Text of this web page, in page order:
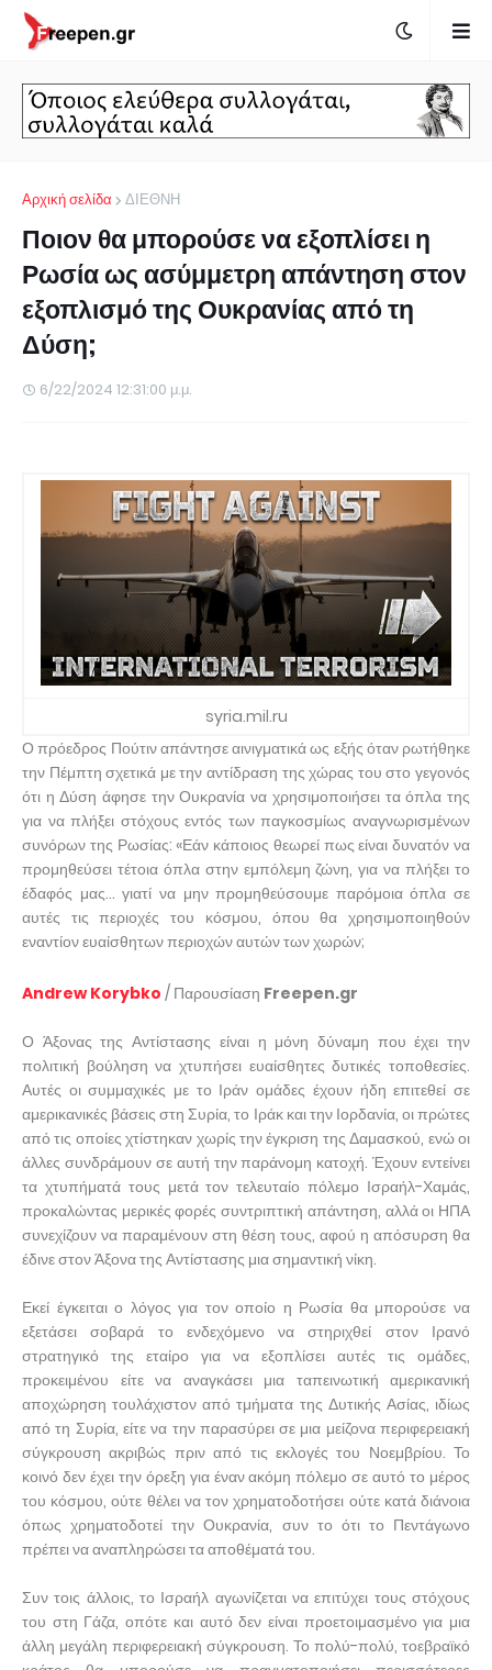
Αρχική σελίδα ΔΙΕΘΝΗ
Ποιον θα μπορούσε να εξοπλίσει η
Ρωσία ως ασύμμετρη απάντηση στον
εξοπλισμό της Ουκρανίας από τη
Δύση;
6/22/2024 12:31:00 μ.μ.
syria.mil.ru
Ο πρόεδρος Πούτιν απάντησε αινιγματικά ως εξής όταν ρωτήθηκε
την Πέμπτη σχετικά με την αντίδραση της χώρας του στο γεγονός
ότι η Δύση άφησε την Ουκρανία να χρησιμοποιήσει τα όπλα της
για να πλήξει στόχους εντός των παγκοσμίως αναγνωρισμένων
συνόρων της Ρωσίας: «Εάν κάποιος θεωρεί πως είναι δυνατόν να
προμηθεύσει τέτοια όπλα στην εμπόλεμη ζώνη, για να πλήξει το
έδαφός μας... γιατί να μην προμηθεύσουμε παρόμοια όπλα σε
αυτές τις περιοχές του κόσμου, όπου θα χρησιμοποιηθούν
εναντίον ευαίσθητων περιοχών αυτών των χωρών;
Andrew Korybko / Παρουσίαση Freepen.gr
Ο Άξονας της Αντίστασης είναι η μόνη δύναμη που έχει την
πολιτική βούληση να χτυπήσει ευαίσθητες δυτικές τοποθεσίες.
Αυτές οι συμμαχικές με το Ιράν ομάδες έχουν ήδη επιτεθεί σε
αμερικανικές βάσεις στη Συρία, το Ιράκ και την Ιορδανία, οι πρώτες
από τις οποίες χτίστηκαν χωρίς την έγκριση της Δαμασκού, ενώ οι
άλλες συνδράμουν σε αυτή την παράνομη κατοχή. Έχουν εντείνει
τα χτυπήματά τους μετά τον τελευταίο πόλεμο Ισραήλ-Χαμάς,
προκαλώντας μερικές φορές συντριπτική απάντηση, αλλά οι ΗΠΑ
συνεχίζουν να παραμένουν στη θέση τους, αφού η απόσυρση θα
έδινε στον Άξονα της Αντίστασης μια σημαντική νίκη.
Εκεί έγκειται ο λόγος για τον οποίο η Ρωσία θα μπορούσε να
εξετάσει σοβαρά το ενδεχόμενο να στηριχθεί στον Ιρανό
στρατηγικό της εταίρο για να εξοπλίσει αυτές τις ομάδες,
προκειμένου είτε να αναγκάσει μια ταπεινωτική αμερικανική
αποχώρηση τουλάχιστον από τμήματα της Δυτικής Ασίας, ιδίως
από τη Συρία, είτε να την παρασύρει σε μια μείζονα περιφερειακή
σύγκρουση ακριβώς πριν από τις εκλογές του Νοεμβρίου. Το
κοινό δεν έχει την όρεξη για έναν ακόμη πόλεμο σε αυτό το μέρος
του κόσμου, ούτε θέλει να τον χρηματοδοτήσει ούτε κατά διάνοια
όπως χρηματοδοτεί την Ουκρανία, συν το ότι το Πεντάγωνο
πρέπει να αναπληρώσει τα αποθέματά του.
Συν τοις άλλοις, το Ισραήλ αγωνίζεται να επιτύχει τους στόχους
του στη Γάζα, οπότε και αυτό δεν είναι προετοιμασμένο για μια
άλλη μεγάλη περιφερειακή σύγκρουση. Το πολύ-πολύ, τοεβραϊκό